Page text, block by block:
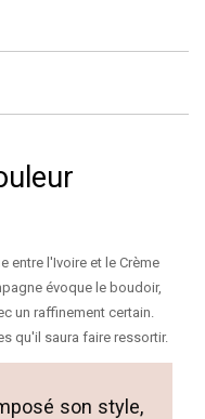
entre l'Ivoire et le Crème
évoque le boudoir,
un raffinement certain.
qu'il saura faire ressortir.
son style,